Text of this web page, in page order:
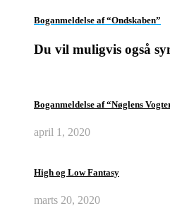
Boganmeldelse af “Ondskaben”
Du vil muligvis også
Boganmeldelse af “Nøglens
april 1, 2020
High og Low Fantasy
marts 20, 2020